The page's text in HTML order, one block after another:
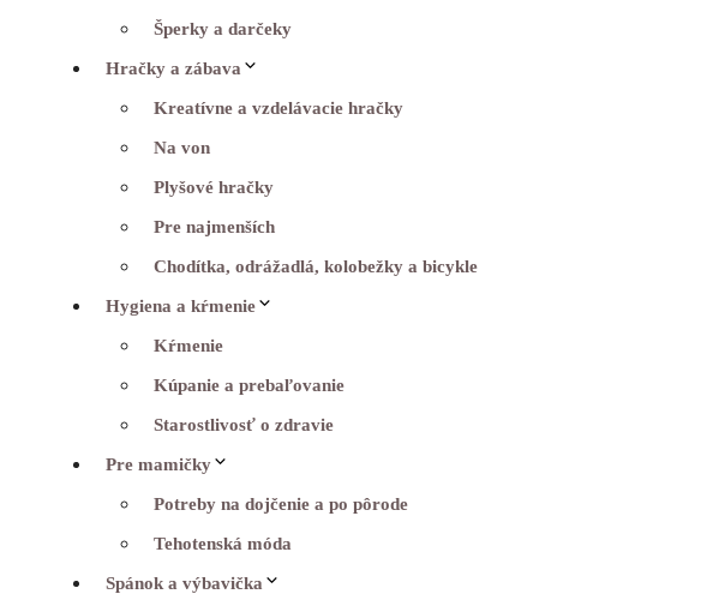
Šperky a darčeky
Hračky a zábava
Kreatívne a vzdelávacie hračky
Na von
Plyšové hračky
Pre najmenších
Chodítka, odrážadlá, kolobežky a bicykle
Hygiena a kŕmenie
Kŕmenie
Kúpanie a prebaľovanie
Starostlivosť o zdravie
Pre mamičky
Potreby na dojčenie a po pôrode
Tehotenská móda
Spánok a výbavička